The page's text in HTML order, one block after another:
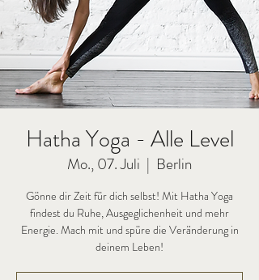
Hatha Yoga - Alle Level
Mo., 07. Juli
  |
Berlin
Gönne dir Zeit für dich selbst! Mit Hatha Yoga
findest du Ruhe, Ausgeglichenheit und mehr
Energie. Mach mit und spüre die Veränderung in
deinem Leben!